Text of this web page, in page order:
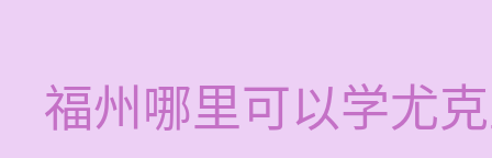
福州哪里可以学尤